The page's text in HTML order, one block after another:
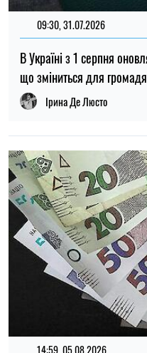
09:30, 31.07.2026
В Україні з 1 серпня
що зміниться для
Ірина Де Люсто
14:59, 05.08.2026